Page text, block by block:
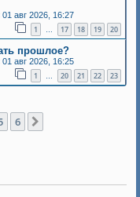
01 авг 2026, 16:27
1 … 17 18 19 20
прошлое?
01 авг 2026, 16:25
1 … 20 21 22 23
6